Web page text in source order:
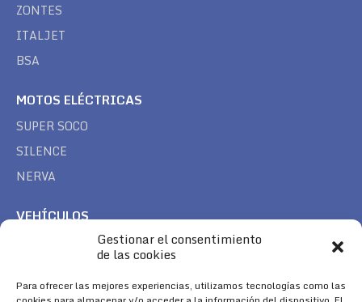
Gestionar el consentimiento
de las cookies
Para ofrecer las mejores experiencias, utilizamos tecnologías como las
ZONTES
ITALJET
BSA
MOTOS ELÉCTRICAS
SUPER SOCO
SILENCE
NERVA
VEHÍCULOS
TREK